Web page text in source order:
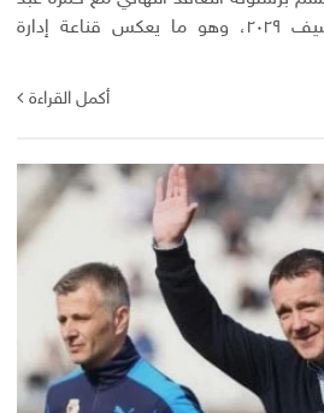
الكريم بعقد يمتد حتى صيف ٢٠٢٩، وهو ما يعكس قناعة إدارة
أكمل القراءة